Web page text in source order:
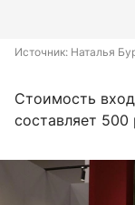
Источник: Наталья
Стоимость
составляет